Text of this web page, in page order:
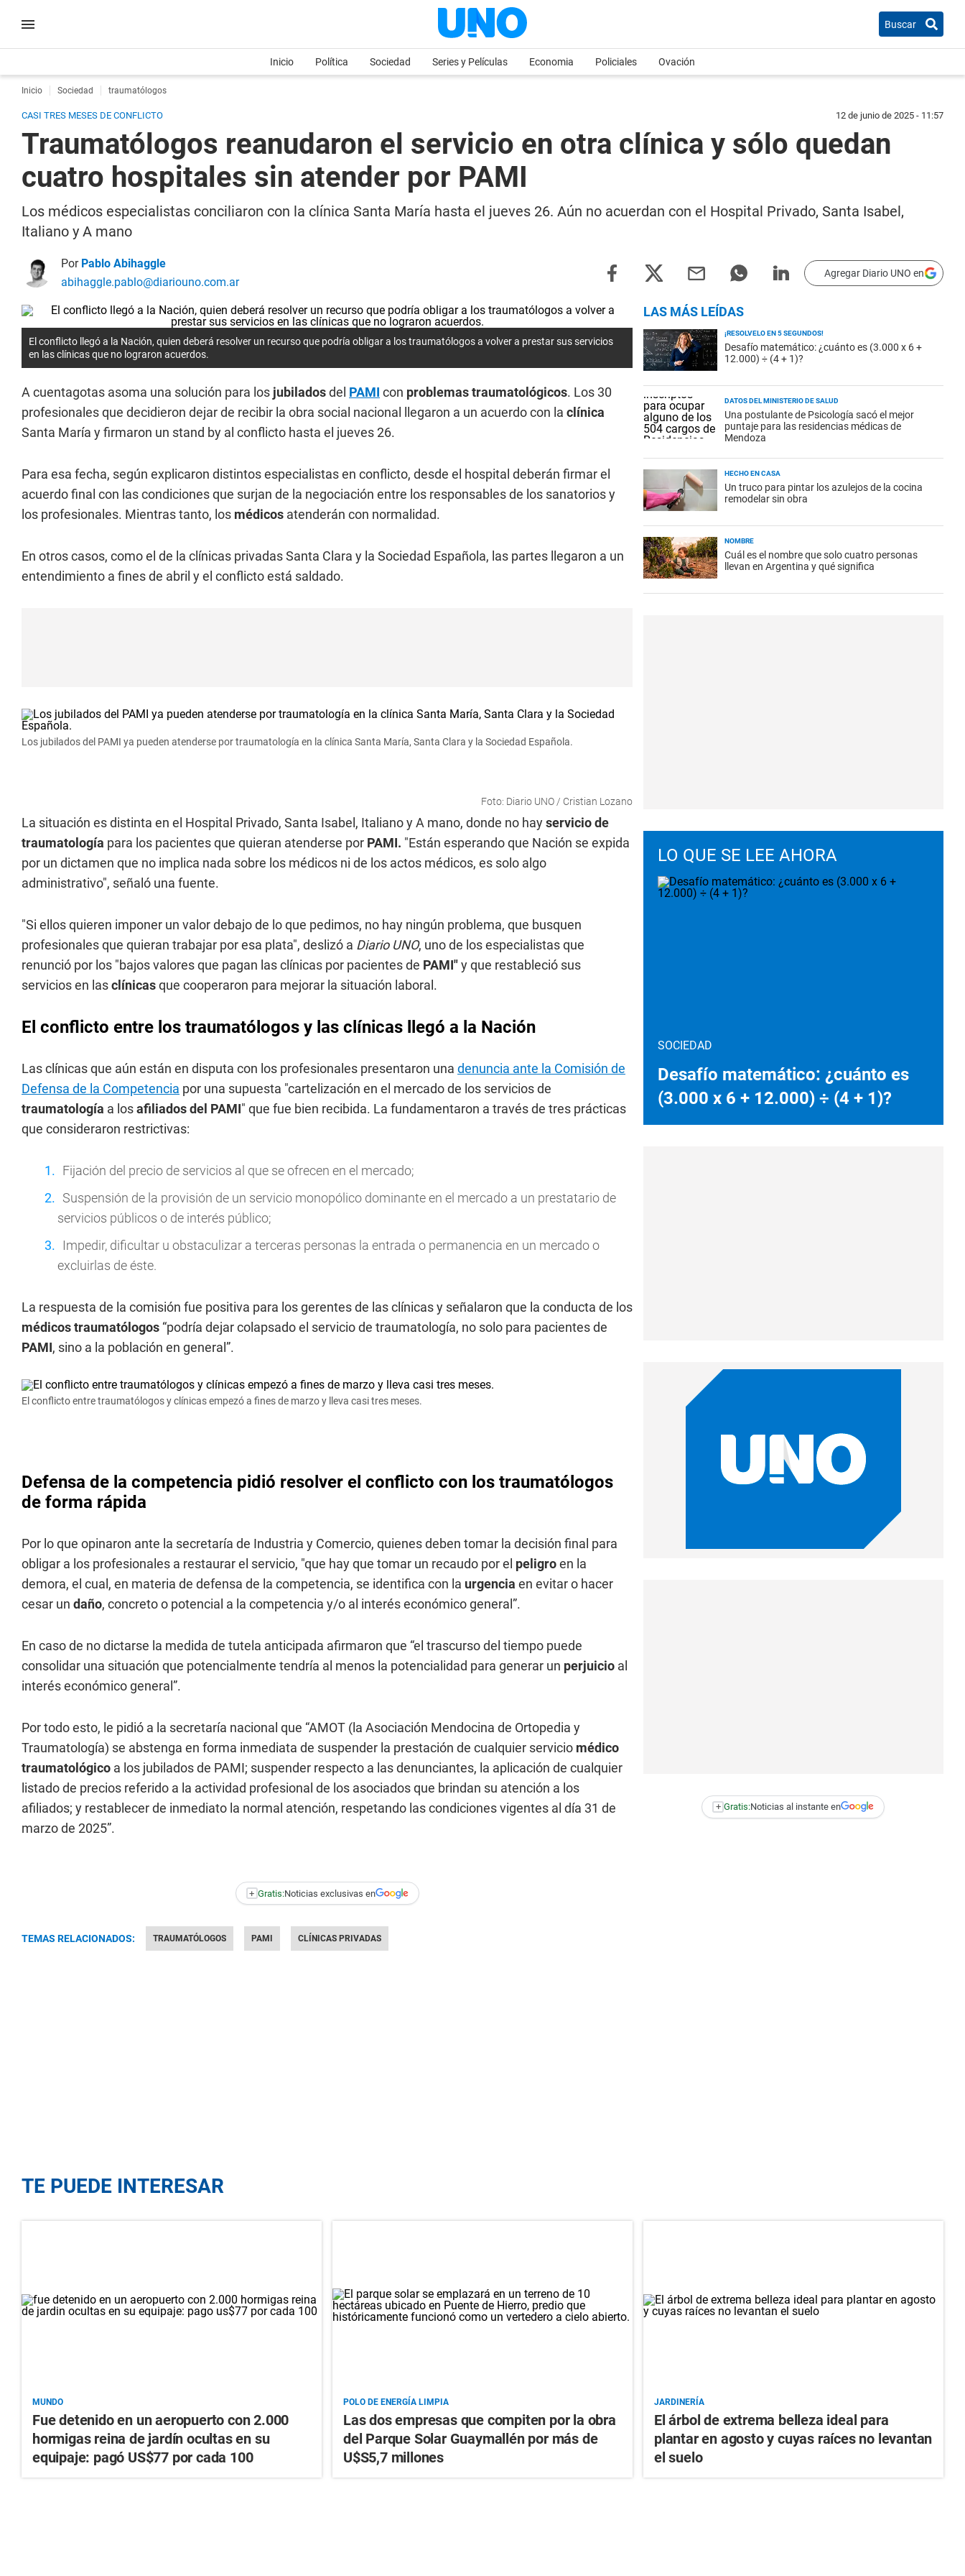
Buscar
Inicio Política Sociedad Series y Películas Economia Policiales Ovación
Inicio Sociedad traumatólogos
CASI TRES MESES DE CONFLICTO 12 de junio de 2025 - 11:57
Traumatólogos reanudaron el servicio en otra clínica y sólo quedan
cuatro hospitales sin atender por PAMI
Los médicos especialistas conciliaron con la clínica Santa María hasta el jueves 26. Aún no acuerdan con el Hospital Privado, Santa Isabel,
Italiano y A mano
Por Pablo Abihaggle
abihaggle.pablo@diariouno.com.ar
Agregar Diario UNO en
El conflicto llegó a la Nación, quien deberá resolver un recurso que podría obligar a los traumatólogos a volver a prestar sus servicios
en las clínicas que no lograron acuerdos.
A cuentagotas asoma una solución para los jubiladosdel PAMI con problemas traumatológicos. Los 30
profesionales que decidieron dejar de recibir la obra social nacional llegaron a un acuerdo con la clínica
Santa María y firmaron un stand by al conflicto hasta el jueves 26.
Para esa fecha, según explicaron distintos especialistas en conflicto, desde el hospital deberán firmar el
acuerdo final con las condiciones que surjan de la negociación entre los responsables de los sanatorios y
los profesionales. Mientras tanto, los médicos atenderán con normalidad.
En otros casos, como el de la clínicas privadas Santa Clara y la Sociedad Española, las partes llegaron a un
entendimiento a fines de abril y el conflicto está saldado.
Los jubilados del PAMI ya pueden atenderse por traumatología en la clínica Santa María, Santa Clara y la Sociedad Española.
Foto: Diario UNO / Cristian Lozano
La situación es distinta en el Hospital Privado, Santa Isabel, Italiano y A mano, donde no hayservicio de
traumatología para los pacientes que quieran atenderse por PAMI. "Están esperando que Nación se expida
por un dictamen que no implica nada sobre los médicos ni de los actos médicos, es solo algo
administrativo", señaló una fuente.
"Si ellos quieren imponer un valor debajo de lo que pedimos, no hay ningún problema, que busquen
profesionales que quieran trabajar por esa plata", deslizó a Diario UNO, uno de los especialistas que
renunció por los "bajos valores que pagan las clínicas por pacientes de PAMI"y que restableció sus
servicios en lasclínicasque cooperaron para mejorar la situación laboral.
El conflicto entre los traumatólogos y las clínicas llegó a la Nación
Las clínicas que aún están en disputa con los profesionales presentaron una denuncia ante la Comisión de
Defensa de la Competencia por una supuesta "cartelización en el mercado de los servicios de
traumatología a losafiliados del PAMI" que fue bien recibida. La fundamentaron a través de tres prácticas
que consideraron restrictivas:
Fijación del precio de servicios al que se ofrecen en el mercado;
Suspensión de la provisión de un servicio monopólico dominante en el mercado a un prestatario de
servicios públicos o de interés público;
Impedir, dificultar u obstaculizar a terceras personas la entrada o permanencia en un mercado o
excluirlas de éste.
La respuesta de la comisión fue positiva para los gerentes de las clínicas y señalaron que la conducta de los
médicos traumatólogos “podría dejar colapsado el servicio de traumatología, no solo para pacientes de
PAMI, sino a la población en general”.
El conflicto entre traumatólogos y clínicas empezó a fines de marzo y lleva casi tres meses.
Defensa de la competencia pidió resolver el conflicto con los traumatólogos
de forma rápida
Por lo que opinaron ante la secretaría de Industria y Comercio, quienes deben tomar la decisión final para
obligar a los profesionales a restaurar el servicio, "que hay que tomar un recaudo por el peligroen la
demora, el cual, en materia de defensa de la competencia, se identifica con la urgencia en evitar o hacer
cesar un daño, concreto o potencial a la competencia y/o al interés económico general”.
En caso de no dictarse la medida de tutela anticipada afirmaron que “el trascurso del tiempo puede
consolidar una situación que potencialmente tendría al menos la potencialidad para generar un perjuicio al
interés económico general”.
Por todo esto, le pidió a la secretaría nacional que “AMOT (la Asociación Mendocina de Ortopedia y
Traumatología) se abstenga en forma inmediata de suspender la prestación de cualquier servicio médico
traumatológico a los jubilados de PAMI; suspender respecto a las denunciantes, la aplicación de cualquier
listado de precios referido a la actividad profesional de los asociados que brindan su atención a los
afiliados; y restablecer de inmediato la normal atención, respetando las condiciones vigentes al día 31 de
marzo de 2025”.
+ Gratis:Noticias exclusivas en
TEMAS RELACIONADOS: TRAUMATÓLOGOS PAMI CLÍNICAS PRIVADAS
LAS MÁS LEÍDAS
¡RESOLVELO EN 5 SEGUNDOS!
Desafío matemático: ¿cuánto es (3.000 x 6 +
12.000) ÷ (4 + 1)?
DATOS DEL MINISTERIO DE SALUD
Una postulante de Psicología sacó el mejor
puntaje para las residencias médicas de
Mendoza
HECHO EN CASA
Un truco para pintar los azulejos de la cocina
remodelar sin obra
NOMBRE
Cuál es el nombre que solo cuatro personas
llevan en Argentina y qué significa
LO QUE SE LEE AHORA
SOCIEDAD
Desafío matemático: ¿cuánto es
(3.000 x 6 + 12.000) ÷ (4 + 1)?
+ Gratis:Noticias al instante en
TE PUEDE INTERESAR
MUNDO
Fue detenido en un aeropuerto con 2.000
hormigas reina de jardín ocultas en su
equipaje: pagó US$77 por cada 100
POLO DE ENERGÍA LIMPIA
Las dos empresas que compiten por la obra
del Parque Solar Guaymallén por más de
U$S5,7 millones
JARDINERÍA
El árbol de extrema belleza ideal para
plantar en agosto y cuyas raíces no levantan
el suelo